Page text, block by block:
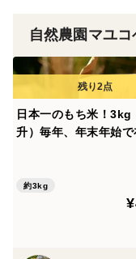
う栽培方法によっ
▶栽培方法は？：
栽培期間中、期間
ずに育てた、徳島
機械化には向かな
使用しないことで
自然農園マユ
日本一のもち米！3kg
升）毎年、年末年始
えもち-」★玄米・白米
約3kg